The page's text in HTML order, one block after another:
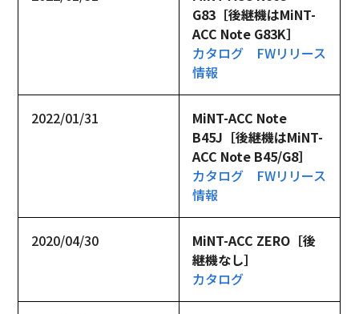
G83［後継機はMiNT-
ACC Note G83K］
カタログ
FWリリース
情報
2022/01/31
MiNT-ACC Note
B45J［後継機はMiNT-
ACC Note B45/G8］
カタログ
FWリリース
情報
2020/04/30
MiNT-ACC ZERO［後
継機なし］
カタログ